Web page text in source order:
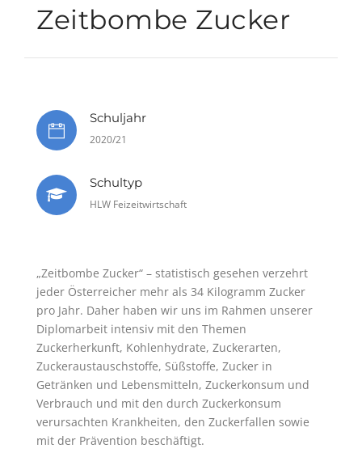
Zeitbombe Zucker
Schuljahr
2020/21
Schultyp
HLW Feizeitwirtschaft
„Zeitbombe Zucker“ – statistisch gesehen verzehrt
jeder Österreicher mehr als 34 Kilogramm Zucker
pro Jahr. Daher haben wir uns im Rahmen unserer
Diplomarbeit intensiv mit den Themen
Zuckerherkunft, Kohlenhydrate, Zuckerarten,
Zuckeraustauschstoffe, Süßstoffe, Zucker in
Getränken und Lebensmitteln, Zuckerkonsum und
Verbrauch und mit den durch Zuckerkonsum
verursachten Krankheiten, den Zuckerfallen sowie
mit der Prävention beschäftigt.